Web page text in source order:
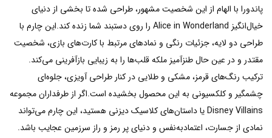
پاندورا با الهام از این شخصیت مشهور، طراحی شده تا بخشی از دنیای
خیال‌انگیز Alice in Wonderland را روی دستبند شما زنده کند.این چارم با
طراحی دو لایه، جزئیات رنگی و نمادهای مرتبط با کارت‌های بازی، شخصیت
مقتدر و در عین حال طنزآمیز ملکه قلب‌ها را به زیبایی بازآفرینی می‌کند.
ترکیب رنگ‌های قرمز، مشکی و طلایی در کنار طراحی آویزی، جلوه‌ای
چشمگیر و کلکسیونی به این محصول بخشیده است.اگر از طرفداران مجموعه
Disney Villains یا داستان‌های کلاسیک دیزنی هستید، این چارم می‌تواند
نمادی از جسارت، اعتمادبه‌نفس و دنیای پر رمز و راز سرزمین عجایب باشد.